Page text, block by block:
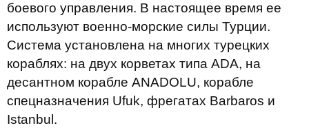
боевого управления. В настоящее время ее
используют военно-морские силы Турции.
Система установлена ​​на многих турецких
кораблях: на двух корветах типа ADA, на
десантном корабле ANADOLU, корабле
спецназначения Ufuk, фрегатах Barbaros и
Istanbul.